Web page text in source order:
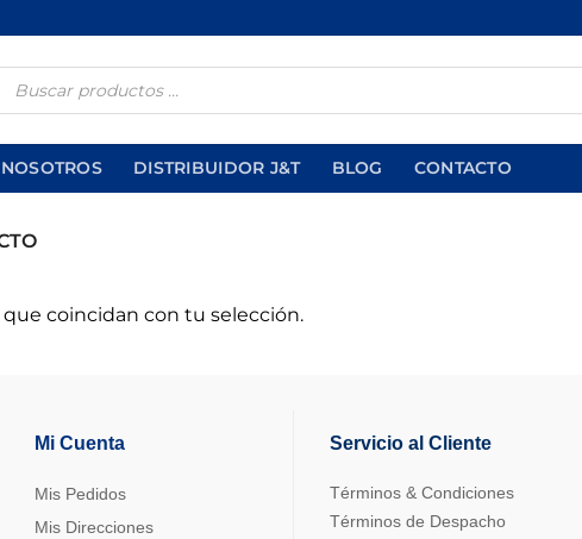
NOSOTROS DISTRIBUIDOR J&T BLOG CONTACTO
coincidan con tu selección.
Mi Cuenta
Mis Pedidos
Mis Direcciones
Servicio al Cliente
Términos & Condiciones
Términos de Despacho